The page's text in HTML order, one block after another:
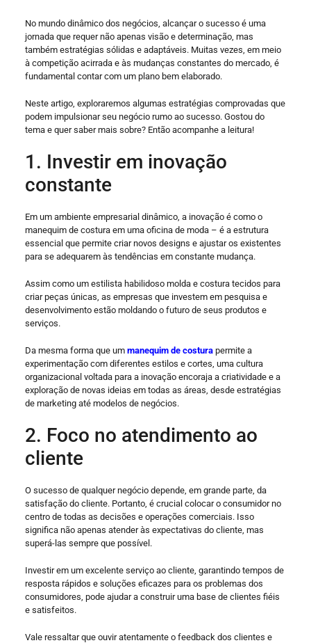
No mundo dinâmico dos negócios, alcançar o sucesso é uma
jornada que requer não apenas visão e determinação, mas
também estratégias sólidas e adaptáveis. Muitas vezes, em meio
à competição acirrada e às mudanças constantes do mercado, é
fundamental contar com um plano bem elaborado.
Neste artigo, exploraremos algumas estratégias comprovadas que
podem impulsionar seu negócio rumo ao sucesso. Gostou do
tema e quer saber mais sobre? Então acompanhe a leitura!
1. Investir em inovação
constante
Em um ambiente empresarial dinâmico, a inovação é como o
manequim de costura em uma oficina de moda – é a estrutura
essencial que permite criar novos designs e ajustar os existentes
para se adequarem às tendências em constante mudança.
Assim como um estilista habilidoso molda e costura tecidos para
criar peças únicas, as empresas que investem em pesquisa e
desenvolvimento estão moldando o futuro de seus produtos e
serviços.
Da mesma forma que um manequim de costurapermite a
experimentação com diferentes estilos e cortes, uma cultura
organizacional voltada para a inovação encoraja a criatividade e a
exploração de novas ideias em todas as áreas, desde estratégias
de marketing até modelos de negócios.
2. Foco no atendimento ao
cliente
O sucesso de qualquer negócio depende, em grande parte, da
satisfação do cliente. Portanto, é crucial colocar o consumidor no
centro de todas as decisões e operações comerciais. Isso
significa não apenas atender às expectativas do cliente, mas
superá-las sempre que possível.
Investir em um excelente serviço ao cliente, garantindo tempos de
resposta rápidos e soluções eficazes para os problemas dos
consumidores, pode ajudar a construir uma base de clientes fiéis
e satisfeitos.
Vale ressaltar que ouvir atentamente o feedback dos clientes e